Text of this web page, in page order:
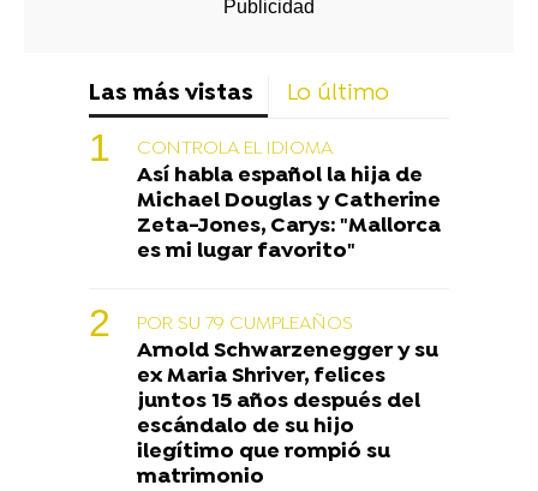
Las más vistas Lo último
CONTROLA EL IDIOMA
Así habla español la hija de
Michael Douglas y Catherine
Zeta-Jones, Carys: "Mallorca
es mi lugar favorito"
POR SU 79 CUMPLEAÑOS
Arnold Schwarzenegger y su
ex Maria Shriver, felices
juntos 15 años después del
escándalo de su hijo
ilegítimo que rompió su
matrimonio